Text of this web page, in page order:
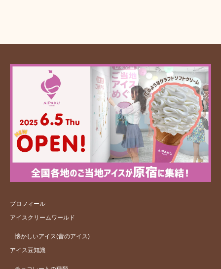
プロフィール
アイスクリームワールド
懐かしいアイス(昔のアイス)
アイス豆知識